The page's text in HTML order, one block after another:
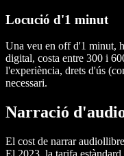
Locució d'1 minut
Una veu en off d'1 minut,
digital, costa entre 300 i
l'experiència, drets d'ús
necessari.
Narració
El cost de narrar